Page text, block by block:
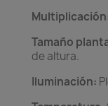
Tamaño
de altura.
Iluminación: